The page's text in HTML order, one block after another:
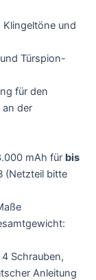
und
Türspion-
für den
der
mAh für bis
(Netzteil bitte
Schrauben,
Anleitung